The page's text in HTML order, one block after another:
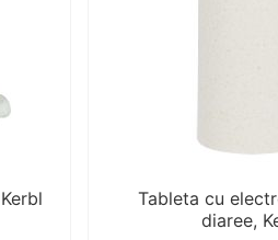
Tableta cu
diaree,